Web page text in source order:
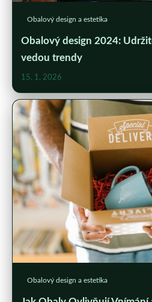
Obalový design a estetika
Obalový design 2024:
vedou trendy
15. 1. 2026
Obalový design a estetika